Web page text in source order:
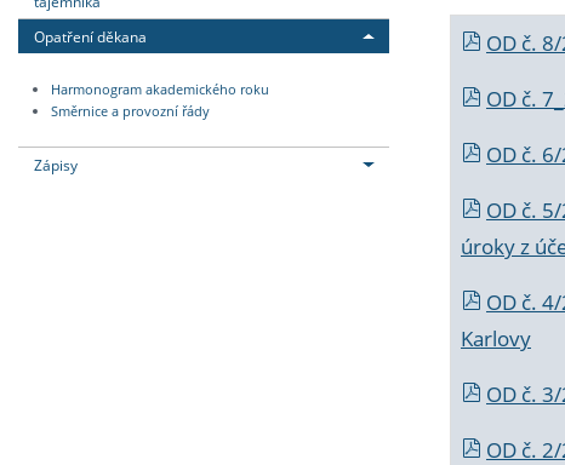
Opatření děkana
Harmonogram akademického roku
Směrnice a provozní řády
Zápisy
OD č.
OD č.
OD č.
OD č.
úroky z
OD č.
Karlovy
OD č.
OD č.